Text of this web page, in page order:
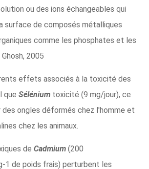
ou des ions échangeables qui
surface de composés métalliques
comme les phosphates et les
2005
effets associés à la toxicité des
que Sélénium toxicité (9 mg/jour), ce
ongles déformés chez l'homme et
chez les animaux.
de Cadmium (200
1 de poids frais) perturbent les